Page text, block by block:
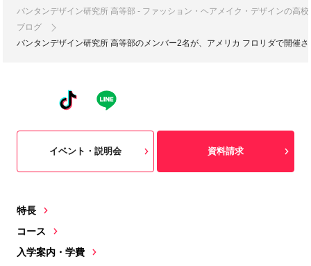
バンタンデザイン研究所 高等部 - ファッション・ヘアメイク・デザインの高
ブログ
バンタンデザイン研究所 高等部のメンバー2名が、アメリカ フロリダで開催
特長
コース
入学案内・学費
イベント・説明会 資料請求